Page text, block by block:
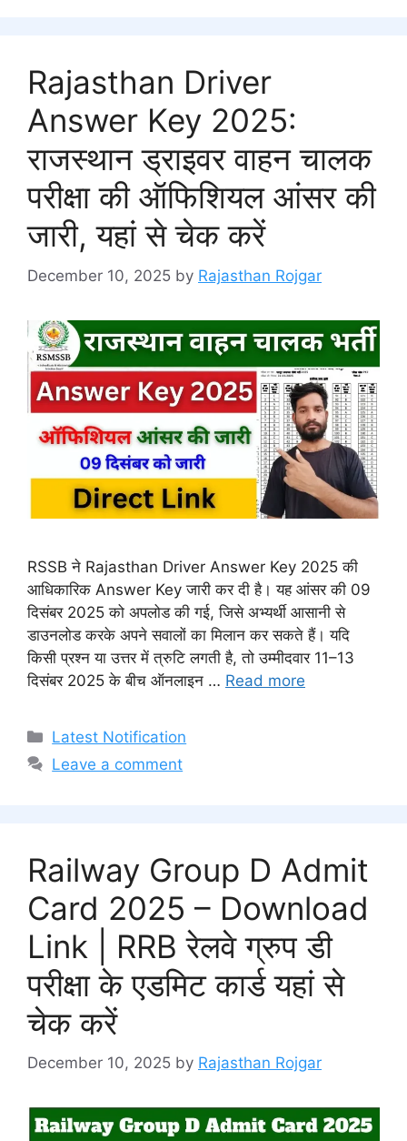
Rajasthan Driver
Answer Key 2025:
राजस्थान ड्राइवर वाहन चालक
परीक्षा की ऑफिशियल आंसर की
जारी, यहां से चेक करें
December 10, 2025 by Rajasthan Rojgar
RSSB ने Rajasthan Driver Answer Key 2025 की
आधिकारिक Answer Key जारी कर दी है। यह आंसर की 09
दिसंबर 2025 को अपलोड की गई, जिसे अभ्यर्थी आसानी से
डाउनलोड करके अपने सवालों का मिलान कर सकते हैं। यदि
किसी प्रश्न या उत्तर में त्रुटि लगती है, तो उम्मीदवार 11–13
दिसंबर 2025 के बीच ऑनलाइन … Read more
Categories
Latest Notification
Leave a comment
Railway Group D Admit
Card 2025 – Download
Link | RRB रेलवे ग्रुप डी
परीक्षा के एडमिट कार्ड यहां से
चेक करें
December 10, 2025 by Rajasthan Rojgar